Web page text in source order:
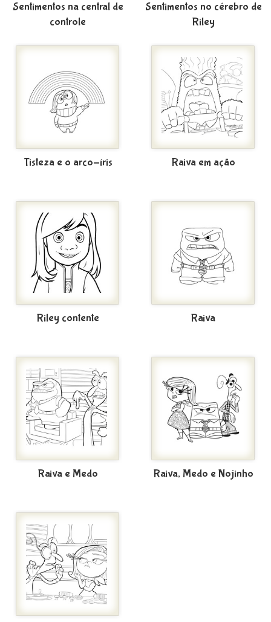
Sentimentos na central de
controle
Sentimentos no cérebro de
Riley
Tisteza e o arco-íris Raiva em ação
Riley contente Raiva
Raiva e Medo Raiva, Medo e Nojinho